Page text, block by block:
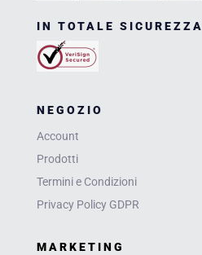
IN TOTALE SICUREZZA
NEGOZIO
Account
Prodotti
Termini e Condizioni
Privacy Policy GDPR
MARKETING